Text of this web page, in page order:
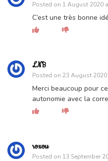
Posted on 1 August 2020
C’est une très bonne
LNB
Posted on 23 August
Merci beaucoup pour
autonomie avec la
roxou
Posted on 13 September